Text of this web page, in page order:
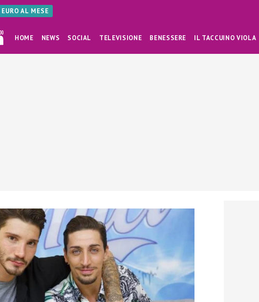
AL MESE
HOME NEWS SOCIAL TELEVISIONE BENESSERE IL TACCUINO VIOLA